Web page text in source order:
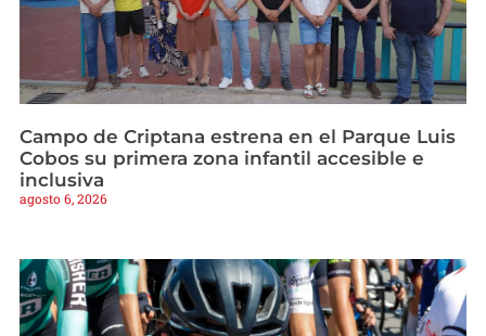
Campo de Criptana estrena en el Parque Luis
Cobos su primera zona infantil accesible e
inclusiva
agosto 6, 2026